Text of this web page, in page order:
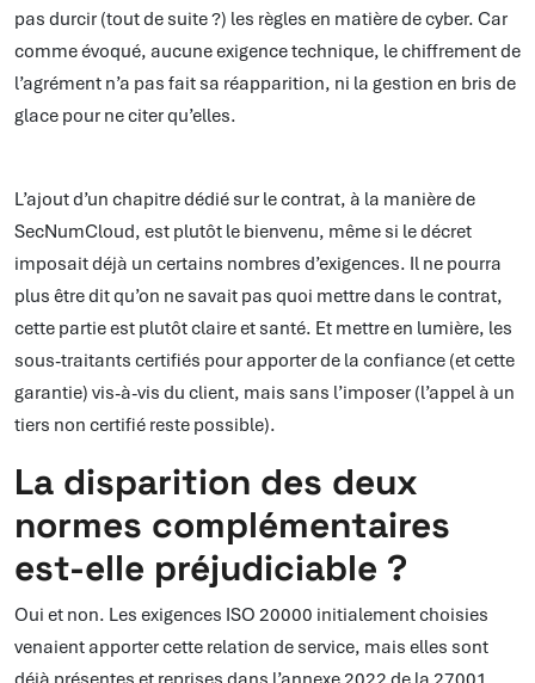
pas durcir (tout de suite ?) les règles en matière de cyber. Car
comme évoqué, aucune exigence technique, le chiffrement de
l’agrément n’a pas fait sa réapparition, ni la gestion en bris de
glace pour ne citer qu’elles.
L’ajout d’un chapitre dédié sur le contrat, à la manière de
SecNumCloud, est plutôt le bienvenu, même si le décret
imposait déjà un certains nombres d’exigences. Il ne pourra
plus être dit qu’on ne savait pas quoi mettre dans le contrat,
cette partie est plutôt claire et santé. Et mettre en lumière, les
sous-traitants certifiés pour apporter de la confiance (et cette
garantie) vis-à-vis du client, mais sans l’imposer (l’appel à un
tiers non certifié reste possible).
La disparition des deux
normes complémentaires
est-elle préjudiciable ?
Oui et non. Les exigences ISO 20000 initialement choisies
venaient apporter cette relation de service, mais elles sont